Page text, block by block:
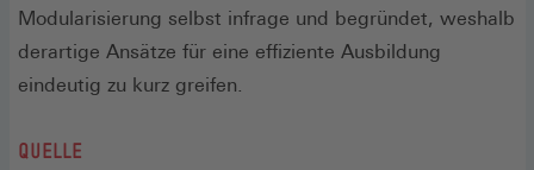
Modularisierung selbst infrage und begründet, weshalb
derartige Ansätze für eine effiziente Ausbildung
eindeutig zu kurz greifen.
QUELLE